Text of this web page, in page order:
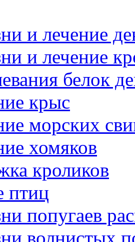
и лечение
и лечение
белок
крыс
морских
хомяков
кроликов
птиц
попугаев